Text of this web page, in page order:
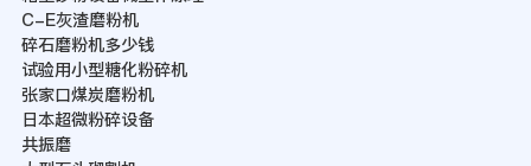
C-E灰渣磨粉机
碎石磨粉机多少钱
试验用小型糖化粉碎机
张家口煤炭磨粉机
日本超微粉碎设备
共振磨